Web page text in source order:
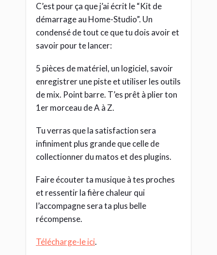
C’est pour ça que j’ai écrit le “Kit de
démarrage au Home-Studio”. Un
condensé de tout ce que tu dois avoir et
savoir pour te lancer:
5 pièces de matériel, un logiciel, savoir
enregistrer une piste et utiliser les outils
de mix. Point barre. T’es prêt à plier ton
1er morceau de A à Z.
Tu verras que la satisfaction sera
infiniment plus grande que celle de
collectionner du matos et des plugins.
Faire écouter ta musique à tes proches
et ressentir la fière chaleur qui
l’accompagne sera ta plus belle
récompense.
Télécharge-le ici.